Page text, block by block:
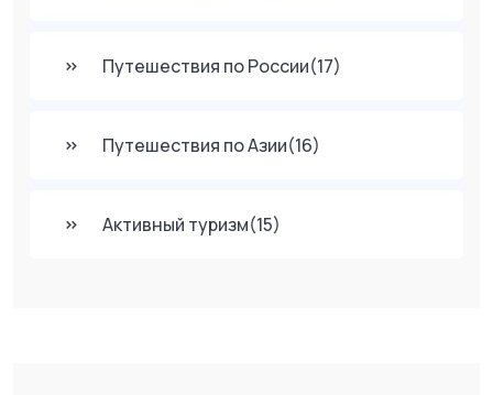
Путешествия по России(17)
Путешествия по Азии(16)
Активный туризм(15)